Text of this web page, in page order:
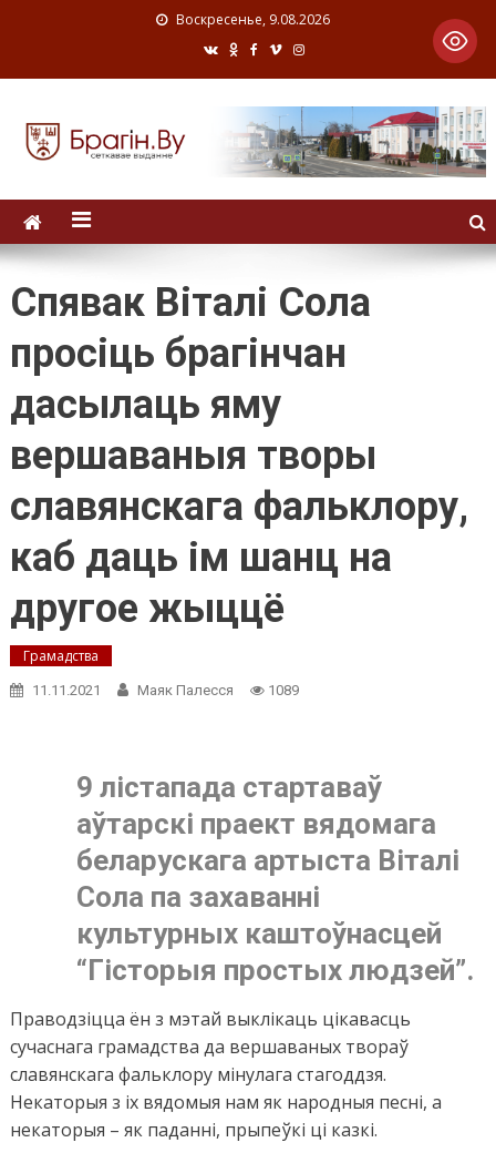
Воскресенье, 9.08.2026
Спявак Віталі Сола
просіць брагінчан
дасылаць яму
вершаваныя творы
славянскага фальклору,
каб даць ім шанц на
другое жыццё
Грамадства
11.11.2021 Маяк Палесся 1089
9 лістапада стартаваў
аўтарскі праект вядомага
беларускага артыста Віталі
Сола па захаванні
культурных каштоўнасцей
“Гісторыя простых людзей”.
Праводзіцца ён з мэтай выклікаць цікавасць
сучаснага грамадства да вершаваных твораў
славянскага фальклору мінулага стагоддзя.
Некаторыя з іх вядомыя нам як народныя песні, а
некаторыя – як паданні, прыпеўкі ці казкі.